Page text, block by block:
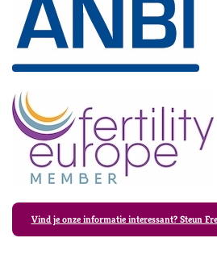
Vind je onze informatie interessant? Steun